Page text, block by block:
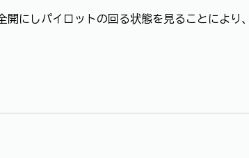
にしパイロットの回る状態を見ることにより